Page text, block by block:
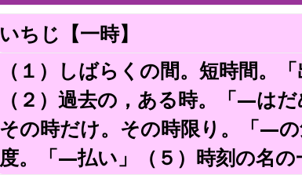
いちじ【一時】
（１）しばらくの間。短時間。
（２）過去の，ある時。「—はだ
その時だけ。その時限り。「—
度。「—払い」（５）時刻の名の